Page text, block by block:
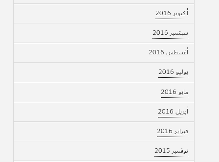
أكتوبر 2016
سبتمبر 2016
أغسطس 2016
يوليو 2016
مايو 2016
أبريل 2016
فبراير 2016
نوفمبر 2015